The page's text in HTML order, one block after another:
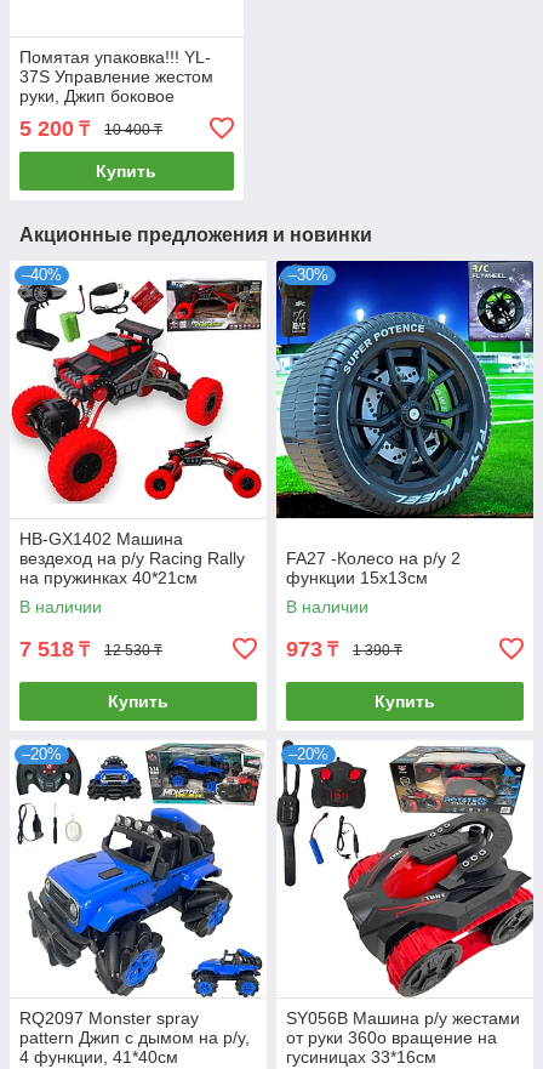
Помятая упаковка!!! YL-
37S Управление жестом
руки, Джип боковое
движение 32*23см
5 200 ₸ 10 400 ₸
Купить
Акционные предложения и новинки
–40%
HB-GX1402 Машина
вездеход на р/у Racing Rally
на пружинках 40*21см
В наличии
7 518 ₸ 12 530 ₸
Купить
–30%
FA27 -Колесо на р/у 2
функции 15х13см
В наличии
973 ₸ 1 390 ₸
Купить
–20%
RQ2097 Monster spray
pattern Джип с дымом на р/у,
4 функции, 41*40см
–20%
SY056B Машина р/у жестами
от руки 360о вращение на
гусиницах 33*16см